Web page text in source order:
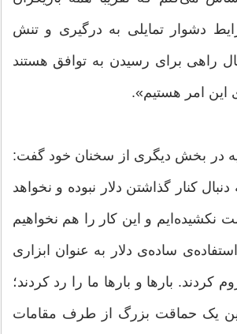
دشوار تمایلی به درگیری و تنش
راهی برای رسیدن به توافق هستند
این امر هستیم».
در بخش دیگری از سخنان خود گفت:
کنار گذاشتن دلار نبوده و نخواهد
نکشیده‌ایم و این کار را هم نخواهیم
استفاده‌ی ساده‌ی دلار به عنوان ابزاری
کردند. بارها و بارها ما را رد کردند؛
یک حماقت بزرگ از طرف مقامات